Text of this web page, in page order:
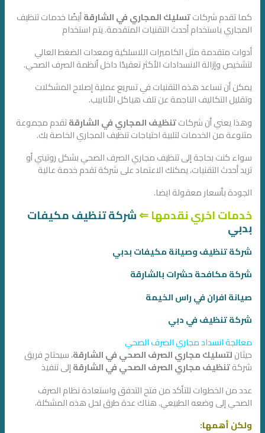
كما تقدم شركاتتسليك المجاري في الشارقةأيضًا خدمات تنظيف
المجاري باستخدام أحدث التقنيات المتقدمة. يتم استخدام
أدوات متقدمة مثل الكاميرات اللاسلكية ومعدات الضغط العالي
لتشخيص وإزالة الانسدادات الأكثر تعقيدًا داخل أنظمة الصرف الصحي.
يمكن أن تساعد هذه التقنيات في تسريع عملية إصلاح المشكلات
وتقليل التكاليف الناجمة عن تلف هياكل الأنابيب.
وهذا يعني أن شركاتتنظيف المجاري في الشارقةتقدم مجموعة
متنوعة من الخدمات لتلبية احتياجات تنظيف المجاري الخاصة بك.
سواء كنت بحاجة إلى تنظيف مجاري الصرف الصحي بشكل روتيني أو
تريد أحدث التقنيات، يمكنك الاعتماد على شركة تقدم خدمة عالية
الجودة بأسعار معقولة ايضا.
خدمات اخري نقدمها ⇐شركة تنظيف مكيفات
بدبي
شركة تنظيف وصيانة مكيفات بدبي
شركة مكافحة حشرات بالشارقة
صيانة افران في راس الخيمة
شركة تنظيف في دبي
معالجة انسداد مجاري الصرف الصحي
حيثانلتسليك مجاري الصرف الصحي في الشارقة، سيحتاج فريق
شركةتنظيف مجاري الصرف الصحي في الشارقةإلى تنفيذ
عدد من الخطوات للتأكد من فتح التدفق واستعادة نظام الصرف
الصحي إلى وضعه الطبيعي. هناك عدة طرق لحل هذه المشكلة،
ولكن أهمها: